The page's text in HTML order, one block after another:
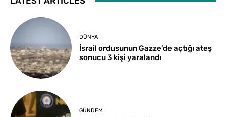
DÜNYA
İsrail ordusunun Gazze’de açtığı ateş
sonucu 3 kişi yaralandı
GÜNDEM